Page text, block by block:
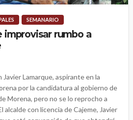
SEMANARIO
improvisar rumbo a
Lamarque, aspirante en la
por la candidatura al gobierno de
Morena, pero no se lo reprocho a
alcalde con licencia de Cajeme, Javier